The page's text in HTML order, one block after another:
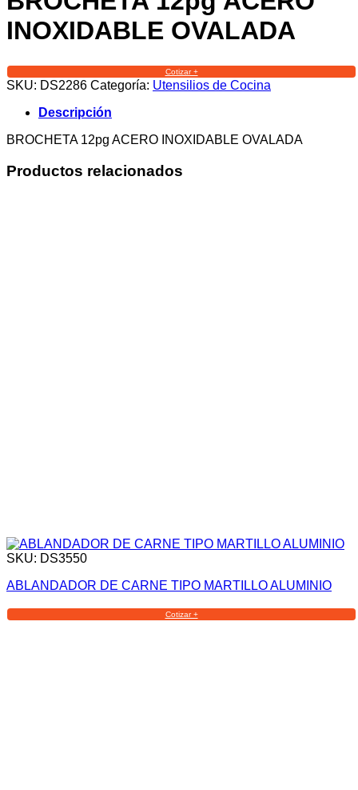
INOXIDABLE OVALADA
Cotizar +
SKU: DS2286 Categoría: Utensilios de Cocina
Descripción
BROCHETA 12pg ACERO INOXIDABLE OVALADA
Productos relacionados
SKU: DS3550
ABLANDADOR DE CARNE TIPO MARTILLO ALUMINIO
Cotizar +